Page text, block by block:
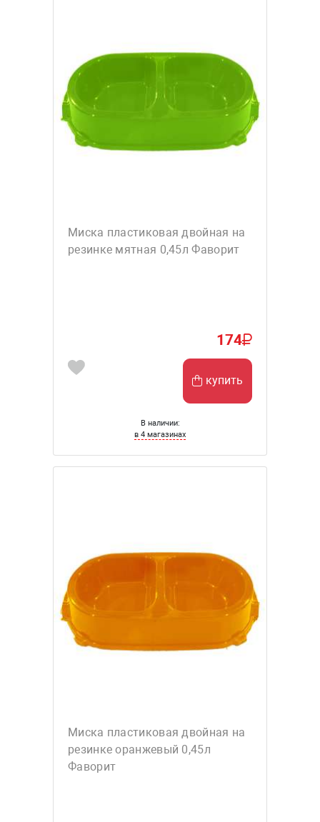
Миска пластиковая двойная на
резинке мятная 0,45л Фаворит
174
купить
В наличии:
в 4 магазинах
Миска пластиковая двойная на
резинке оранжевый 0,45л
Фаворит